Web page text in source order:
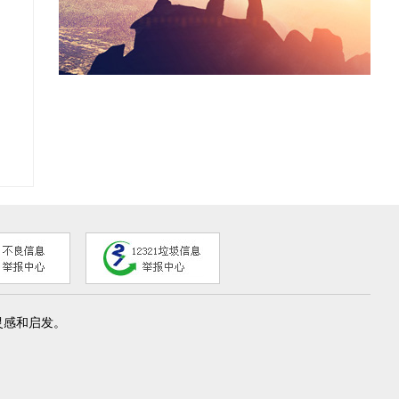
和启发。